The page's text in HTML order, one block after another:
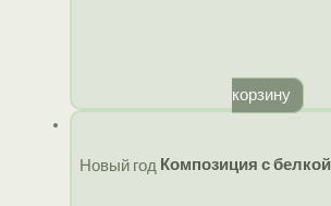
корзину
Новый год Композиция с белкой